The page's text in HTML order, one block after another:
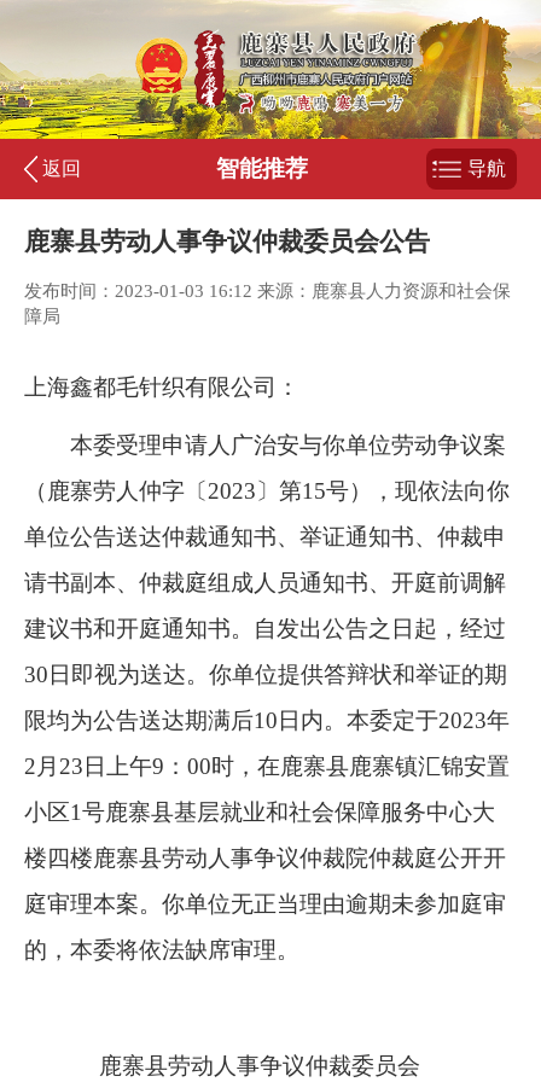
返回 智能推荐 导航
鹿寨县劳动人事争议仲裁委员会公告
发布时间：2023-01-03 16:12 来源：鹿寨县人力资源和社会保
障局
上海鑫都毛针织有限公司：
本委受理申请人广治安与你单位劳动争议案
（鹿寨劳人仲字〔2023 〕第15号），现依法向你
单位公告送达仲裁通知书、举证通知书、仲裁申
请书副本、仲裁庭组成人员通知书、开庭前调解
建议书和开庭通知书。自发出公告之日起，经过
30 日即视为送达。你单位提供答辩状和举证的期
限均为公告送达期满后10 日内。本委定于2023年
2月 23 日上午9 ： 00时，在鹿寨县鹿寨镇汇锦安置
小区1号鹿寨县基层就业和社会保障服务中心大
楼四楼鹿寨县劳动人事争议仲裁院仲裁庭公开开
庭审理本案。你单位无正当理由逾期未参加庭审
的，本委将依法缺席审理。
鹿寨县劳动人事争议仲裁委员会